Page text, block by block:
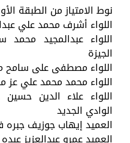
نوط الامتياز من الطبقة
اللواء أشرف محمد علي
اللواء عبدالمجيد محمد
الجيزة
اللواء مصطفى على
اللواء محمد محمد علي عز
اللواء علاء الدين
الوادي الجديد
العميد إيهاب جوزيف
العميد عمرو عبدالعزيز